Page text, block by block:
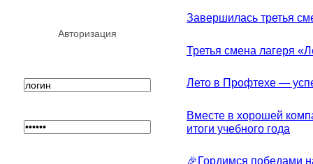
Авторизация
Завершилась третья
Третья смена лагеря
Лето в Профтехе —
Вместе в хорошей
итоги учебного года
🎉Гордимся победами